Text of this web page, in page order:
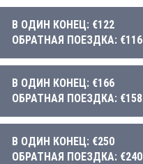
В ОДИН КОНЕЦ: €122
ОБРАТНАЯ ПОЕЗДКА: €116
В ОДИН КОНЕЦ: €166
ОБРАТНАЯ ПОЕЗДКА: €158
В ОДИН КОНЕЦ: €250
ОБРАТНАЯ ПОЕЗДКА: €240